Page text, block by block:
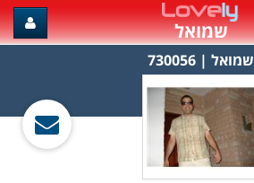
שמואל
שמואל‏ | 730056